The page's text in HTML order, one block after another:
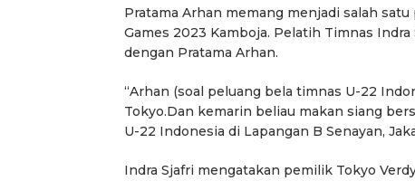
Pratama Arhan memang menjadi salah
Games 2023 Kamboja. Pelatih Timnas
dengan Pratama Arhan.
“Arhan (soal peluang bela timnas U-22
Tokyo.Dan kemarin beliau makan siang
U-22 Indonesia di Lapangan B Senayan,
Indra Sjafri mengatakan pemilik Tokyo